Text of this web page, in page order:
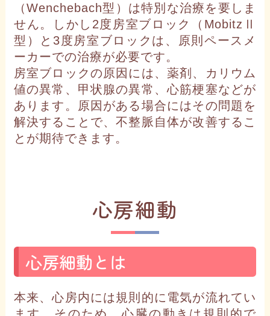
（Wenchebach型）は特別な治療を要しま
せん。しかし2度房室ブロック（MobitzⅡ
型）と3度房室ブロックは、原則ペースメ
ーカーでの治療が必要です。
房室ブロックの原因には、薬剤、カリウム
値の異常、甲状腺の異常、心筋梗塞などが
あります。原因がある場合にはその問題を
解決することで、不整脈自体が改善するこ
とが期待できます。
心房細動
心房細動とは
本来、心房内には規則的に電気が流れてい